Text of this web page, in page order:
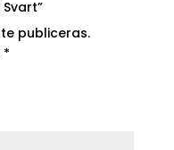
publiceras.
*